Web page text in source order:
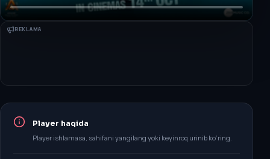
REKLAMA
Player haqida
Player ishlamasa, sahifani yangilang yoki keyinroq urinib ko‘ring.